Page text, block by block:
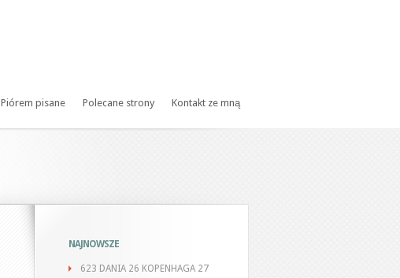
Piórem pisane Polecane strony Kontakt ze mną
NAJNOWSZE
623 DANIA 26 KOPENHAGA 27